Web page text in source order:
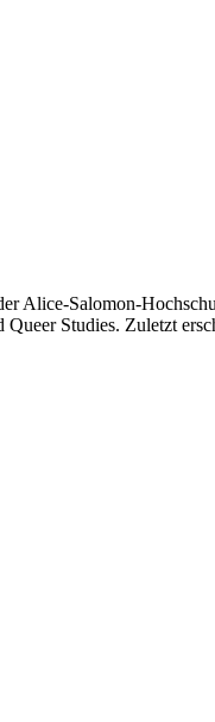
Alice-Salomon-
Studies. Zuletzt